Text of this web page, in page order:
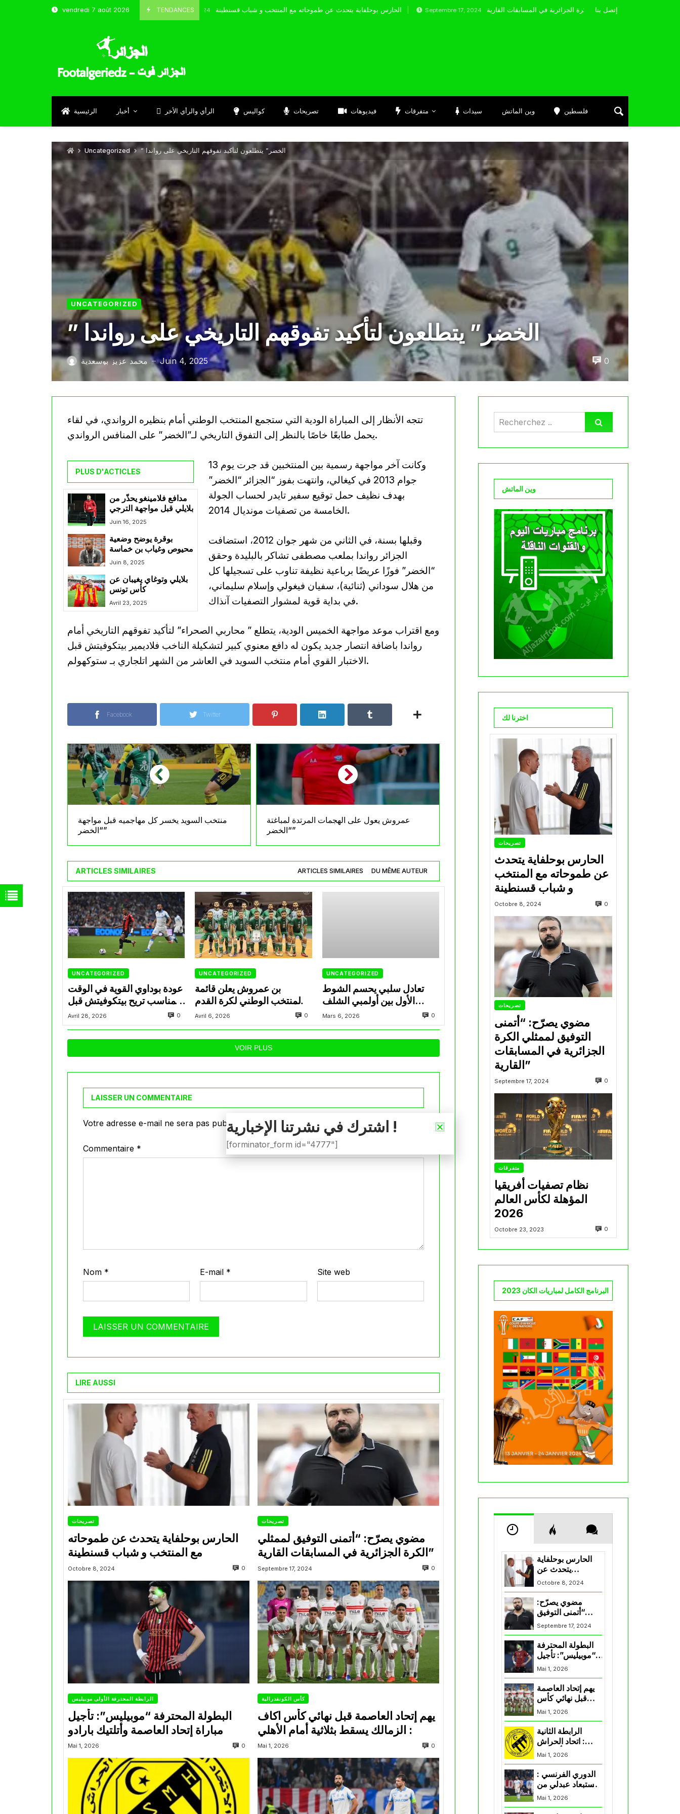
vendredi 7 août 2026 TENDANCES
Octobre 8, 2024 الحارس بوحلفاية يتحدث عن طموحاته مع المنتخب و شباب قسنطينة Septembre 17, 2024 إتصل بنا
الرئيسية أخبار الرأي والرأي الأخر كواليس تصريحات فيديوهات متفرقات سيدات وين الماتش فلسطين
Uncategorized ” الخضر” يتطلعون لتأكيد تفوقهم التاريخي على رواندا
UNCATEGORIZED
” الخضر” يتطلعون لتأكيد تفوقهم التاريخي على رواندا
محمد عزيز بوسعدية — Juin 4, 2025 0
تتجه الأنظار إلى المباراة الودية التي ستجمع المنتخب الوطني أمام بنظيره الرواندي، في لقاء
يحمل طابعًا خاصًا بالنظر إلى التفوق التاريخي لـ”الخضر” على المنافس الرواندي.
PLUS D'ACTICLES
مدافع فلامينغو يحذّر من
بلايلي قبل مواجهة الترجي
Juin 16, 2025
بوقرة يوضح وضعية
محيوص وغياب بن خماسة
Juin 8, 2025
بلايلي وتوغاي يغيبان عن
كأس تونس
Avril 23, 2025
وكانت آخر مواجهة رسمية بين المنتخبين قد جرت يوم 13
جوام 2013 في كيغالي، وانتهت بفوز “الجزائر “الخضر”
بهدف نظيف حمل توقيع سفير تايدر لحساب الجولة
الخامسة من تصفيات مونديال 2014.
وقبلها بسنة، في الثاني من شهر جوان 2012، استضافت
الجزائر رواندا بملعب مصطفى تشاكر بالبليدة وحقق
“الخضر” فوزًا عريضًا برباعية نظيفة تناوب على تسجيلها كل
من هلال سوداني (ثنائية)، سفيان فيغولي وإسلام سليماني،
في بداية قوية لمشوار التصفيات آنذاك.
ومع اقتراب موعد مواجهة الخميس الودية، يتطلع ” محاربي الصحراء” لتأكيد تفوقهم التاريخي أمام
رواندا باضافة انتصار جديد يكون له دافع معنوي كبير لتشكيلة الناخب فلاديمير بيتكوفيتش قبل
الاختبار القوي أمام منتخب السويد في العاشر من الشهر اتلجاري بـ ستوكهولم.
Facebook Twitter
منتخب السويد يخسر كل مهاجميه قبل مواجهة
“الخضر”
عمروش يعول على الهجمات المرتدة لمباغتة
“الخضر”
ARTICLES SIMILAIRES ARTICLES SIMILAIRES DU MÊME AUTEUR
UNCATEGORIZED
عودة بوداوي القوية في الوقت
المناسب تريح بيتكوفيتش قبل
التحدي المونديالي
Avril 28, 2026 0
UNCATEGORIZED
بن عمروش يعلن قائمة
المنتخب الوطني لكرة القدم
داخل القاعة المعنية بوديتي
مصر
Avril 6, 2026 0
UNCATEGORIZED
تعادل سلبي يحسم الشوط
الأول بين أولمبي الشلف
ووفاق سطيف
Mars 6, 2026 0
VOIR PLUS
LAISSER UN COMMENTAIRE
Votre adresse e-mail ne sera pas publiée. Les champs obligatoires sont indiqués avec
Commentaire *
Nom * E-mail * Site web
LIRE AUSSI
تصريحات
الحارس بوحلفاية يتحدث عن طموحاته
مع المنتخب و شباب قسنطينة
Octobre 8, 2024 0
تصريحات
مضوي يصرّح: “أتمنى التوفيق لممثلي
الكرة الجزائرية في المسابقات القارية”
Septembre 17, 2024 0
الرابطة المحترفة الأولى موبيليس
البطولة المحترفة “موبيليس”: تأجيل
مباراة إتحاد العاصمة وأتلتيك بارادو
Mai 1, 2026 0
كأس الكونفدرالية
يهم إتحاد العاصمة قبل نهائي كأس اكاف
Mai 1, 2026 0
وين الماتش
اخترنا لك
تصريحات
الحارس بوحلفاية يتحدث
عن طموحاته مع المنتخب
و شباب قسنطينة
Octobre 8, 2024 0
تصريحات
مضوي يصرّح: “أتمنى
التوفيق لممثلي الكرة
الجزائرية في المسابقات
القارية”
Septembre 17, 2024 0
متفرقات
نظام تصفيات أفريقيا
المؤهلة لكأس العالم
2026
Octobre 23, 2023 0
البرنامج الكامل لمباريات الكان 2023
الحارس بوحلفاية
يتحدث عن
طموحاته مع
المنتخب و شباب
قسنطينة
Octobre 8, 2024
مضوي يصرّح:
“أتمنى التوفيق
لممثلي الكرة
الجزائرية في
Septembre 17, 2024
البطولة المحترفة
“موبيليس”: تأجيل
مباراة إتحاد
العاصمة وأتلتيك
بارادو
Mai 1, 2026
يهم إتحاد العاصمة
قبل نهائي كأس
اكاف : الزمالك
يسقط بثلاثية أمام
Mai 1, 2026
الرابطة الثانية
: اتحاد الحراش
يحسم التأهل إلى
“البلاي أوف”
Mai 1, 2026
الدوري الفرنسي :
استبعاد عبدلي من
قائمة مرسيليا أمام
Mai 1, 2026
اشترك في نشرتنا الإخبارية !
[forminator_form id="4777"]